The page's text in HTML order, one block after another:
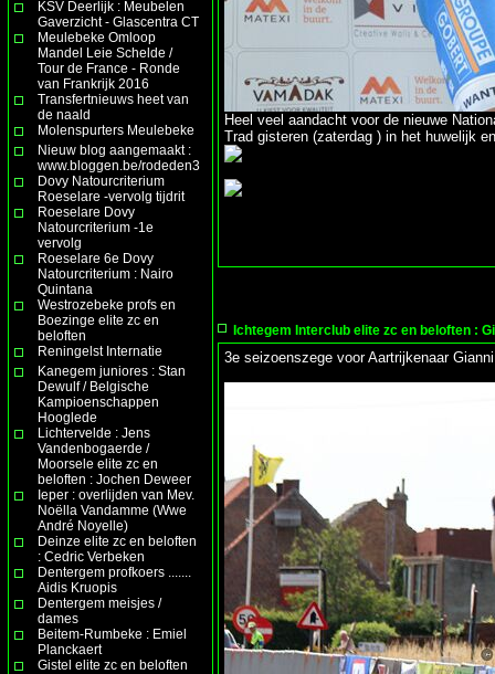
KSV Deerlijk : Meubelen
Gaverzicht - Glascentra CT
Meulebeke Omloop
Mandel Leie Schelde /
Tour de France - Ronde
van Frankrijk 2016
Transfertnieuws heet van
de naald
Molenspurters Meulebeke
Nieuw blog aangemaakt :
www.bloggen.be/rodeden3
Dovy Natourcriterium
Roeselare -vervolg tijdrit
Roeselare Dovy
Natourcriterium -1e
vervolg
Roeselare 6e Dovy
Natourcriterium : Nairo
Quintana
Westrozebeke profs en
Boezinge elite zc en
beloften
Reningelst Internatie
Kanegem juniores : Stan
Dewulf / Belgische
Kampioenschappen
Hooglede
Lichtervelde : Jens
Vandenbogaerde /
Moorsele elite zc en
beloften : Jochen Deweer
Ieper : overlijden van Mev.
Noëlla Vandamme (Wwe
André Noyelle)
Deinze elite zc en beloften
: Cedric Verbeken
Dentergem profkoers .......
Aidis Kruopis
Dentergem meisjes /
dames
Beitem-Rumbeke : Emiel
Planckaert
Gistel elite zc en beloften
Heel veel aandacht voor de nieuwe
Trad gisteren (zaterdag ) in het huwelijk
Ichtegem Interclub elite zc en beloften :
3e seizoenszege voor Aartrijkenaar